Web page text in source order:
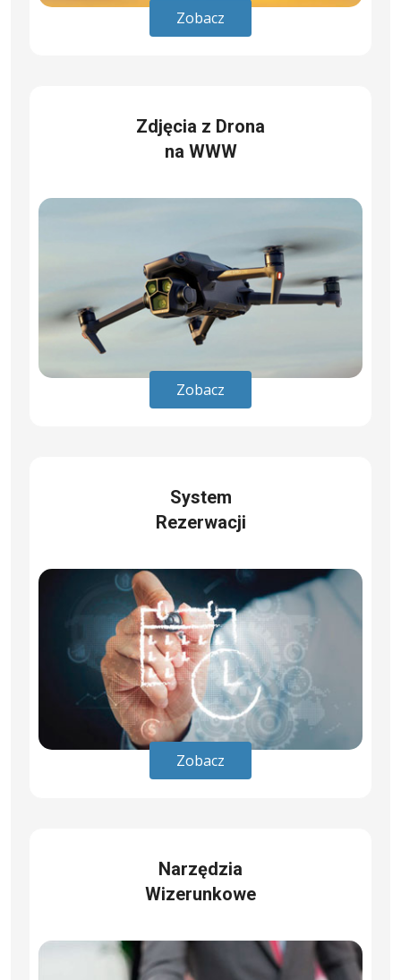
Zobacz
Zdjęcia z Drona
na WWW
Zobacz
System
Rezerwacji
Zobacz
Narzędzia
Wizerunkowe